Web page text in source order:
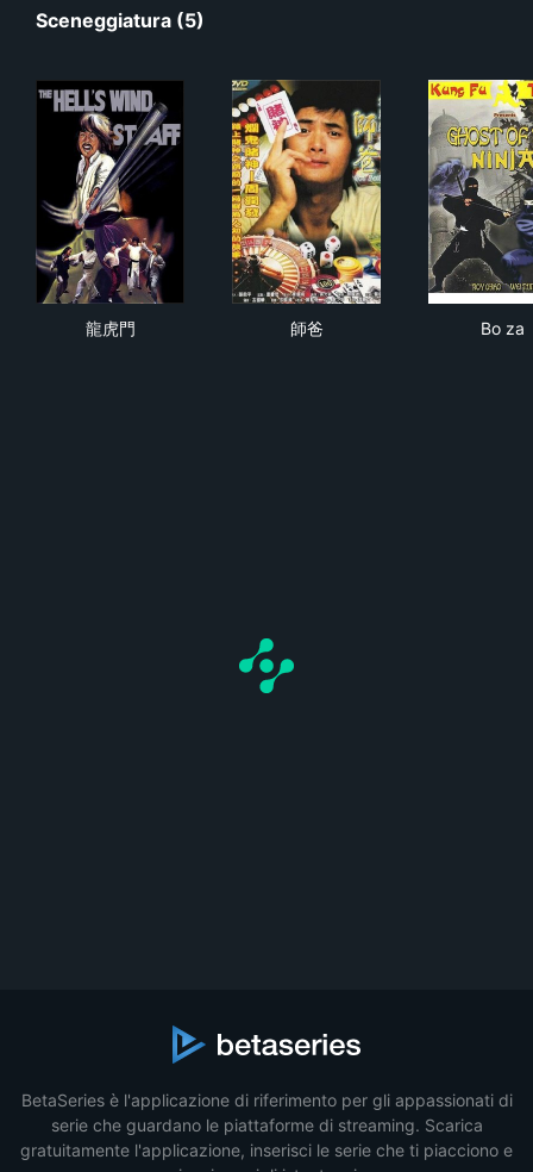
Sceneggiatura (5)
龍虎門 師爸 Bo za
BetaSeries è l'applicazione di riferimento per gli appassionati di
serie che guardano le piattaforme di streaming. Scarica
gratuitamente l'applicazione, inserisci le serie che ti piacciono e